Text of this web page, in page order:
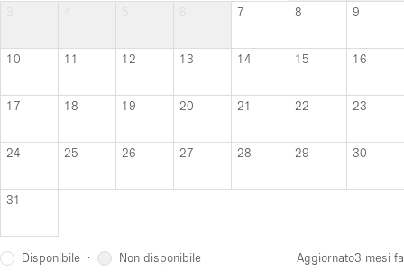
7 8 9
10 11 12 13 14 15 16
17 18 19 20 21 22 23
24 25 26 27 28 29 30
31
Disponibile · Non disponibile Aggiornato3 mesi fa